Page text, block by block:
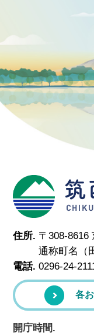
住所. 〒308-8616
通称町名（
電話. 0296-24-
各
開庁時間.